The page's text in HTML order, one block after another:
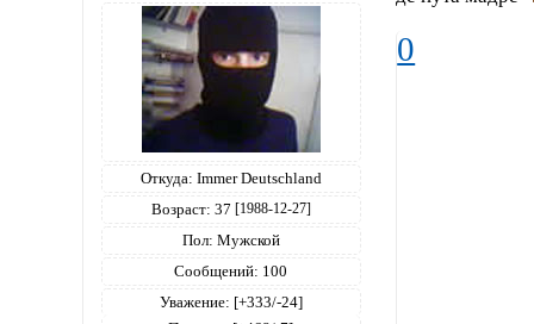
Откуда: Immer Deutschland
Возраст: 37 [1988-12-27]
Пол: Мужской
Сообщений: 100
Уважение: [+333/-24]
0